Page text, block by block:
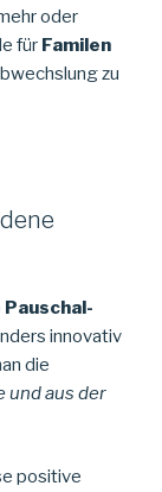
oder
für Familen
zu
innovativ
die
und aus der
positive